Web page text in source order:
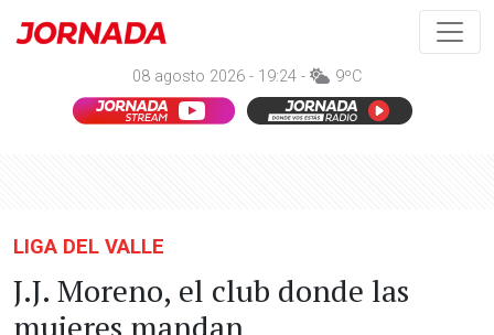
08 agosto 2026 - 19:24 - 9ºC
LIGA DEL VALLE
J.J. Moreno, el club donde las
mujeres mandan